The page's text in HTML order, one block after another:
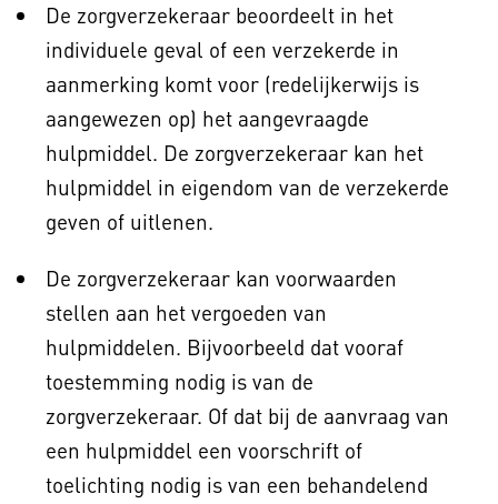
De zorgverzekeraar beoordeelt in het
individuele geval of een verzekerde in
aanmerking komt voor (redelijkerwijs is
aangewezen op) het aangevraagde
hulpmiddel. De zorgverzekeraar kan het
hulpmiddel in eigendom van de verzekerde
geven of uitlenen.
De zorgverzekeraar kan voorwaarden
stellen aan het vergoeden van
hulpmiddelen. Bijvoorbeeld dat vooraf
toestemming nodig is van de
zorgverzekeraar. Of dat bij de aanvraag van
een hulpmiddel een voorschrift of
toelichting nodig is van een behandelend